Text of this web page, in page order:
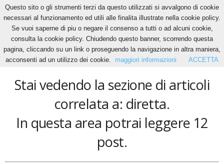
Home Tags Diretta
diretta
Stai vedendo la sezione di articoli
correlata a: diretta.
In questa area potrai leggere 12
post.
Questo sito o gli strumenti terzi da questo utilizzati si avvalgono di cookie
necessari al funzionamento ed utili alle finalita illustrate nella cookie policy.
Se vuoi saperne di piu o negare il consenso a tutti o ad alcuni cookie,
consulta la cookie policy. Chiudendo questo banner, scorrendo questa
pagina, cliccando su un link o proseguendo la navigazione in altra maniera,
acconsenti ad un utilizzo dei cookie.
maggiori informazioni ACCETTA